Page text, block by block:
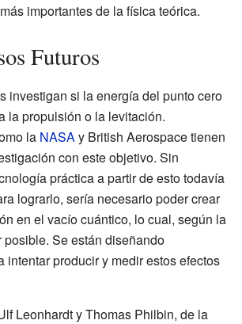
importantes de la física teórica.
Futuros
investigan si la energía del punto cero
la propulsión o la levitación.
la NASA y British Aerospace tienen
con este objetivo. Sin
práctica a partir de esto todavía
lograrlo, sería necesario poder crear
en el vacío cuántico, lo cual, según la
posible. Se están diseñando
intentar producir y medir estos efectos
Leonhardt y Thomas Philbin, de la